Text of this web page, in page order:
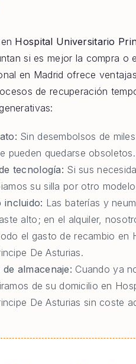
Hospital Universitario
si es mejor la compra o
en Madrid ofrece
de recuperación
Sin desembolsos de
pueden quedarse obsoletos.
tecnología: Si sus
su silla por otro
incluido: Las baterías y
alto; en el alquiler,
el gasto de recambio en
De Asturias.
almacenaje: Cuando ya
de su domicilio en
De Asturias sin coste